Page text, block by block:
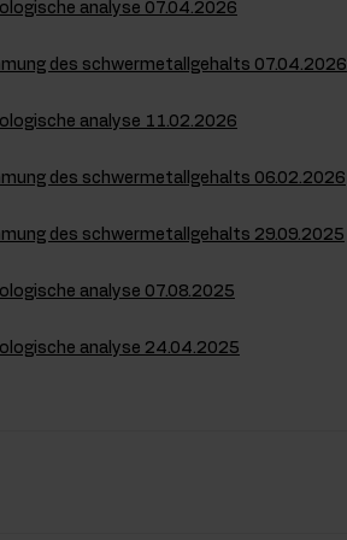
analyse 07.04.2026
des schwermetallgehalts 07.04.2026
analyse 11.02.2026
des schwermetallgehalts 06.02.2026
des schwermetallgehalts 29.09.2025
analyse 07.08.2025
analyse 24.04.2025